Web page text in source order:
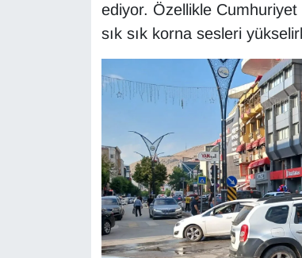
ediyor. Özellikle
sık sık korna sesleri
RÖPORTAJ